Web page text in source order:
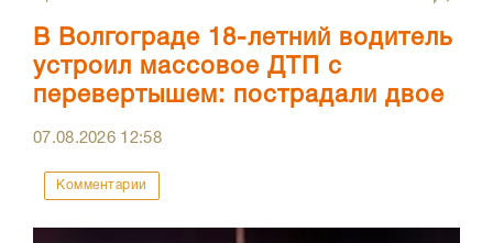
В Волгограде 18-летний водитель
устроил массовое ДТП с
перевертышем: пострадали двое
07.08.2026 12:58
Комментарии